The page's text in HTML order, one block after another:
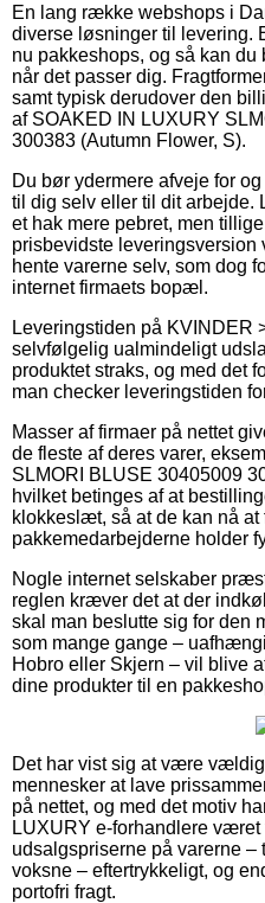
En lang række webshops i
diverse løsninger til levering.
nu pakkeshops, og så kan
når det passer dig.
samt typisk derudover den
af SOAKED IN LUXURY
300383 (Autumn Flower, S).
Du bør ydermere afveje for
til dig selv eller til dit arbejde.
et hak mere pebret, men
prisbevidste
hente varerne selv, som dog
internet firmaets bopæl.
Leveringstiden på KVINDER
selvfølgelig ualmindeligt
produktet straks, og med det
man checker leveringstiden
Masser af firmaer på nettet
de fleste af deres varer,
SLMORI BLUSE 30405009
hvilket betinges af at
klokkeslæt, så at de kan nå
pakkemedarbejderne holder
Nogle internet selskaber
reglen kræver det at der
skal man beslutte sig for den
som mange gange –
Hobro eller Skjern – vil blive
dine produkter til en
Det har vist sig at være
mennesker at lave
på nettet, og med det motiv
LUXURY e-forhandlere været
udsalgspriserne på varerne –
voksne – eftertrykkeligt, og
portofri fragt.